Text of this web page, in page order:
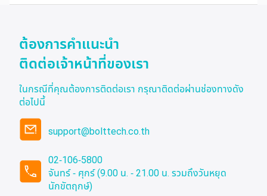
ต้องการคำแนะนำ
ติดต่อเจ้าหน้าที่ของเรา
ในกรณีที่คุณต้องการติดต่อเรา กรุณาติดต่อผ่านช่องทางดัง
ต่อไปนี้
support@bolttech.co.th
02-106-5800
จันทร์ - ศุกร์ (9.00 น. - 21.00 น. รวมถึงวันหยุด
นักขัตฤกษ์)